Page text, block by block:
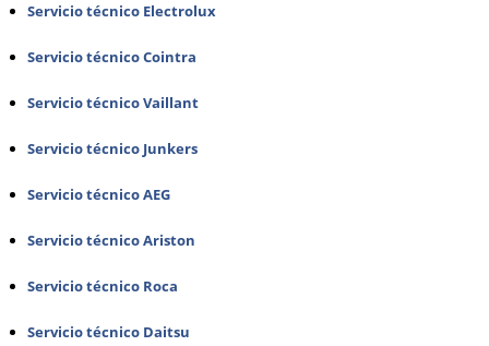
Servicio técnico Electrolux
Servicio técnico Cointra
Servicio técnico Vaillant
Servicio técnico Junkers
Servicio técnico AEG
Servicio técnico Ariston
Servicio técnico Roca
Servicio técnico Daitsu